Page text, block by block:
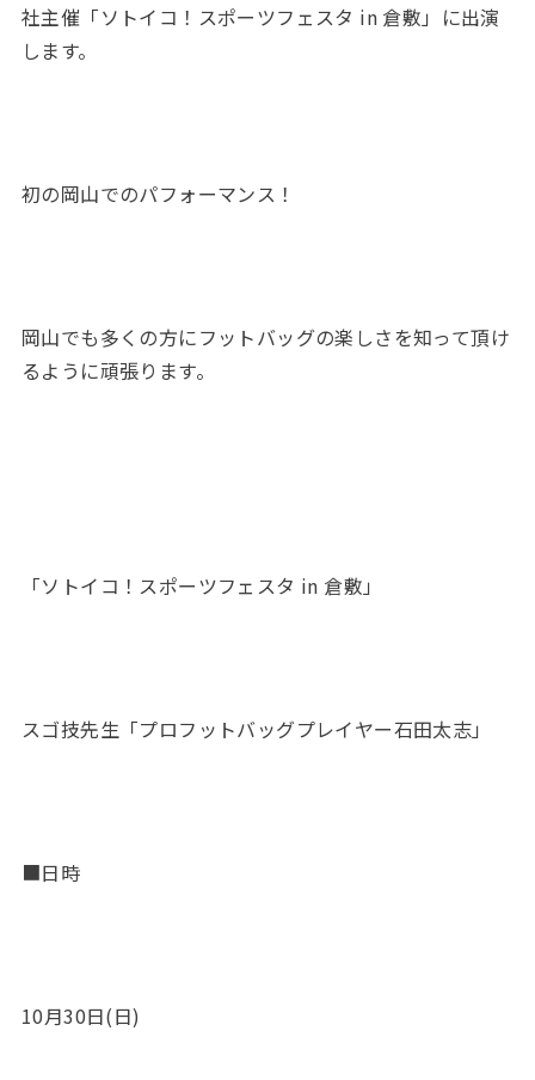
社主催「ソトイコ！スポーツフェスタ in 倉敷」に出演
します。
初の岡山でのパフォーマンス！
岡山でも多くの方にフットバッグの楽しさを知って頂け
るように頑張ります。
「ソトイコ！スポーツフェスタ in 倉敷」
スゴ技先生「プロフットバッグプレイヤー石田太志」
■日時
10月30日(日)